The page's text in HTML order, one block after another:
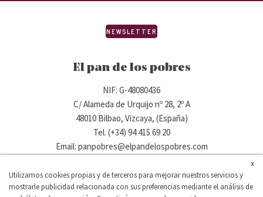
El pan de los pobres
NIF: G-48080436
C/ Alameda de Urquijo nº 28, 2º A
48010 Bilbao, Vizcaya, (España)
Tel. (+34) 94 415 69 20
Email: panpobres@elpandelospobres.com
NEWSLETTER
© 2020 elpandelospobres.com.
Aviso legal
Cláusula de exención de responsabilidad
x
Utilizamos cookies propias y de terceros para mejorar nuestros servicios y
mostrarle publicidad relacionada con sus preferencias mediante el análisis de